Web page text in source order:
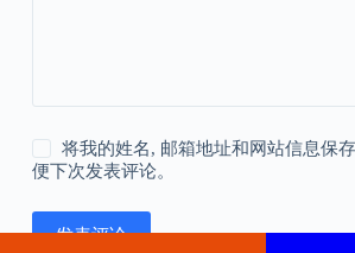
将我的姓名, 邮箱地址和网站信息保
便下次发表评论。
发表评论